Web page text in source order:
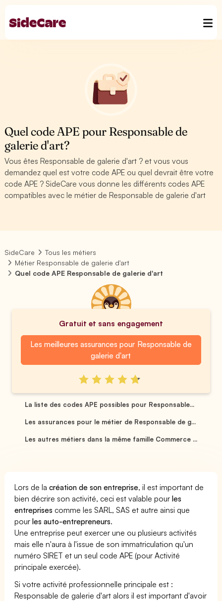
Quel code APE pour Responsable de
galerie d'art?
Vous êtes Responsable de galerie d'art ? et vous vous
demandez quel est votre code APE ou quel devrait être votre
code APE ? SideCare vous donne les différents codes APE
compatibles avec le métier de Responsable de galerie d'art
SideCare
Tous les métiers
Métier Responsable de galerie d'art
Quel code APE Responsable de galerie d'art
Gratuit et sans engagement
Les meilleures assurances pour Responsable de
galerie d'art
La liste des codes APE possibles pour Responsable...
Les assurances pour le métier de Responsable de g...
Les autres métiers dans la même famille Commerce ...
Lors de lacréation de son entreprise, il est important de
bien décrire son activité, ceci est valable pourles
entreprises comme les SARL, SAS et autre ainsi que
pourles auto-entrepreneurs.
Une entreprise peut exercer une ou plusieurs activités
mais elle n'aura à l'issue de son immatriculation qu'un
numéro SIRET et un seul code APE (pour Activité
principale exercée).
Si votre activité professionnelle principale est :
Responsable de galerie d'art alors il est important d'avoir